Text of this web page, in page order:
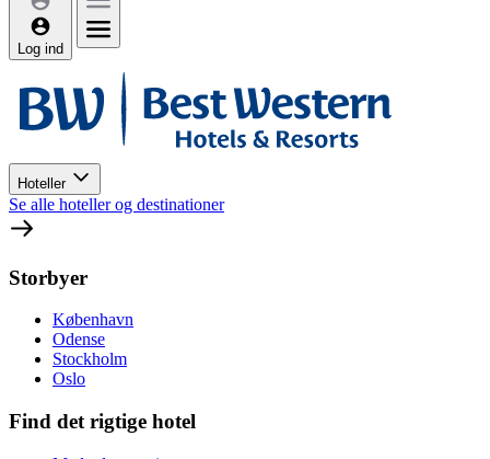
Log ind
Hoteller
Se alle hoteller og destinationer
Storbyer
København
Odense
Stockholm
Oslo
Find det rigtige hotel